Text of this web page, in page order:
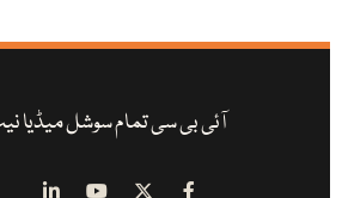
آئی بی سی تمام سوشل میڈیا